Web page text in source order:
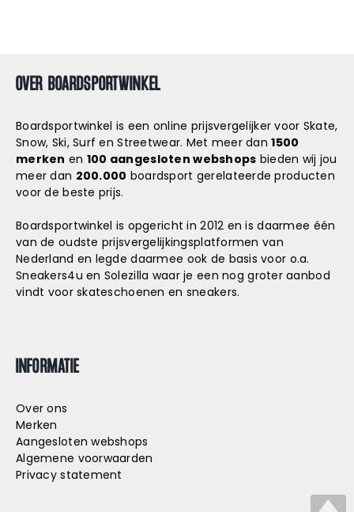
OVER BOARDSPORTWINKEL
Boardsportwinkel is een online prijsvergelijker voor Skate,
Snow, Ski, Surf en Streetwear. Met meer dan1500
merken en 100 aangesloten webshops bieden wij jou
meer dan 200.000 boardsport gerelateerde producten
voor de beste prijs.
Boardsportwinkel is opgericht in 2012 en is daarmee één
van de oudste prijsvergelijkingsplatformen van
Nederland en legde daarmee ook de basis voor o.a.
Sneakers4u en Solezilla waar je een nog groter aanbod
vindt voor skateschoenen en sneakers.
INFORMATIE
Over ons
Merken
Aangesloten webshops
Algemene voorwaarden
Privacy statement